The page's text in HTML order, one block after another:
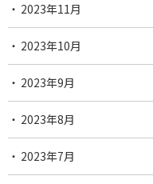
2023年11月
2023年10月
2023年9月
2023年8月
2023年7月